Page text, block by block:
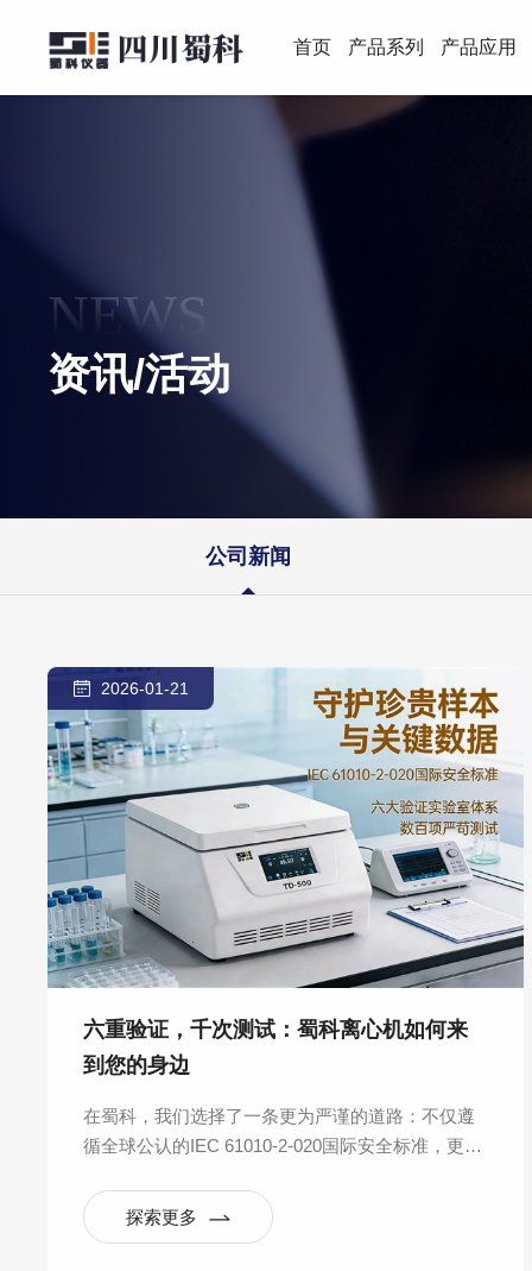
首页 产品系列 产品应用
NEWS
资讯/活动
公司新闻
2026-01-21
六重验证，千次测试：蜀科离心机如何来
到您的身边
在蜀科，我们选择了一条更为严谨的道路：不仅遵
循全球公认的IEC 61010-2-020国际安全标准，更反
系，将“安全可靠”从一句口号，拆解为数百项可量
化、可重复的严苛测试。
探索更多